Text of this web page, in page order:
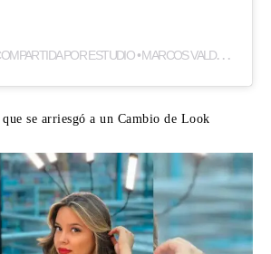
U
NA PUBLICACIÓN COMPARTIDA POR ESTUDIO • MARCOS VALDERRAMA (@VALDERRAMAESTUDIO)
, que se arriesgó a un Cambio de Look